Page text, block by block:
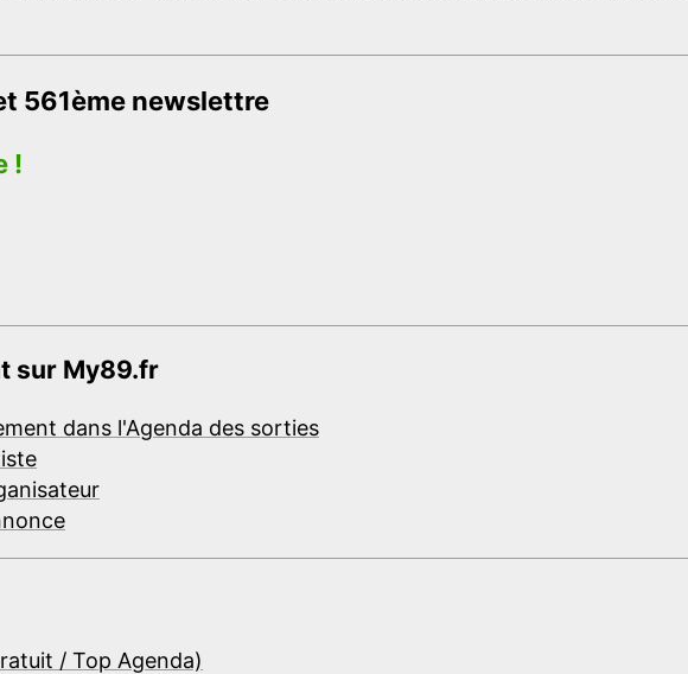
561ème newslettre
!
sur My89.fr
dans l'Agenda des sorties
/ Top Agenda)